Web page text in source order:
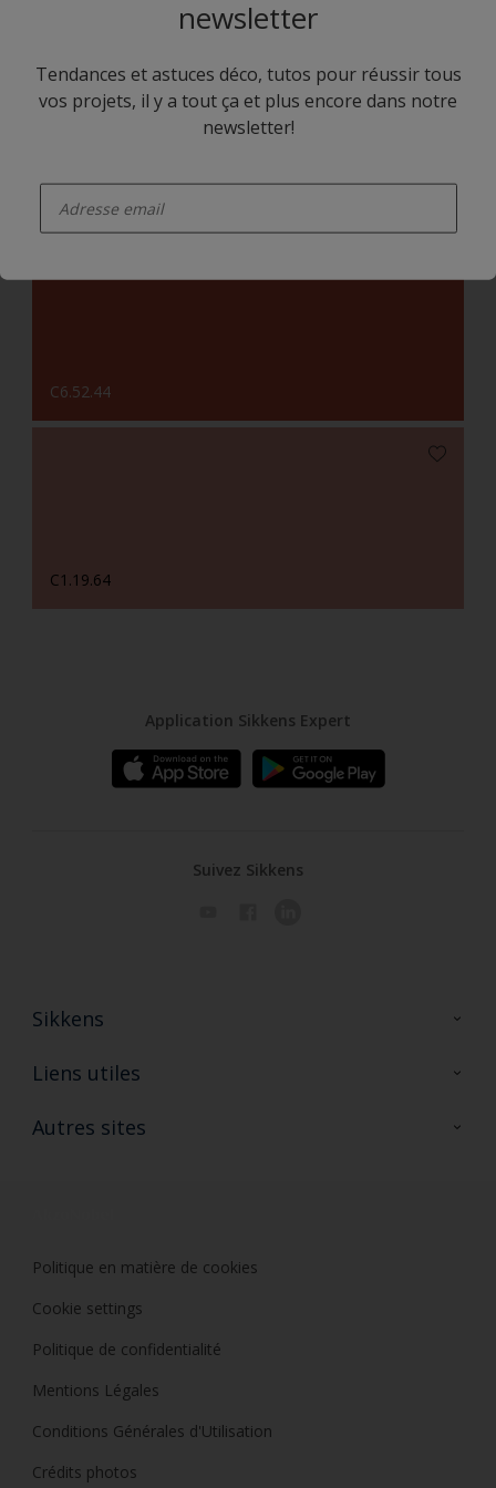
C9.05.83
C6.52.44
C1.19.64
newsletter
Tendances et astuces déco, tutos pour réussir tous
vos projets, il y a tout ça et plus encore dans notre
newsletter!
Application Sikkens Expert
Suivez Sikkens
Sikkens
A propos de Sikkens
Liens utiles
Ouvrir un magasin PASS
Autres sites
Politique en matière de cookies
Cookie settings
Politique de confidentialité
Mentions Légales
Conditions Générales d'Utilisation
Crédits photos